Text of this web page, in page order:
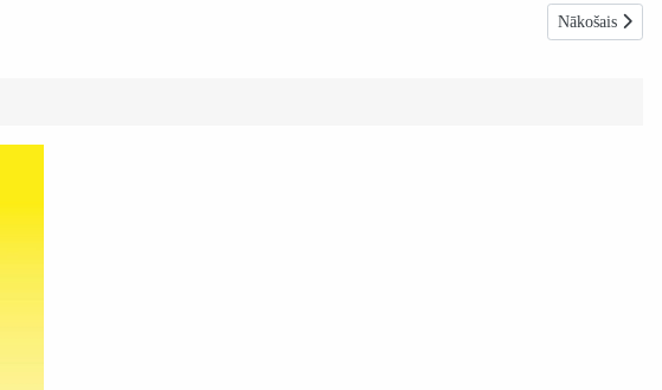
Nākamais
Nākošais